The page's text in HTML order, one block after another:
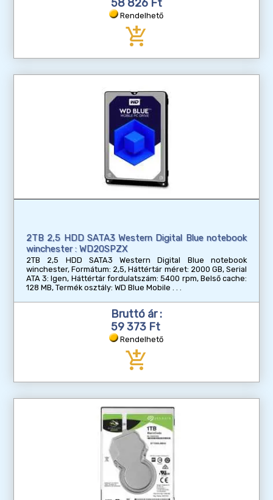
58 826 Ft
Rendelhető
add_shopping_cart
2TB 2,5 HDD SATA3 Western Digital Blue notebook
winchester : WD20SPZX
2TB 2,5 HDD SATA3 Western Digital Blue notebook
winchester, Formátum: 2,5, Háttértár méret: 2000 GB, Serial
ATA 3: Igen, Háttértár fordulatszám: 5400 rpm, Belső cache:
128 MB, Termék osztály: WD Blue Mobile
Bruttó ár :
59 373 Ft
Rendelhető
add_shopping_cart